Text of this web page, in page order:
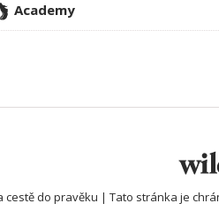
Academy
do pravěku | Tato stránka je